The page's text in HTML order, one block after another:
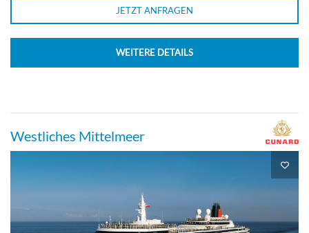
JETZT ANFRAGEN
WEITERE DETAILS
Westliches Mittelmeer